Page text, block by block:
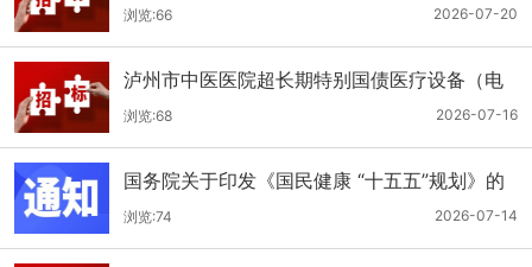
目（2026年第1批）(二次)（项目编号：GZSY-
2026FW-06）采购更正公告
2026-07-20
浏览:66
泸州市中医医院超长期特别国债医疗设备（电
子胃肠镜系统）采购更正公告（第二次）2026-07-16
浏览:68
国务院关于印发《国民健康 “十五五”规划》的
通知
2026-07-14
浏览:74